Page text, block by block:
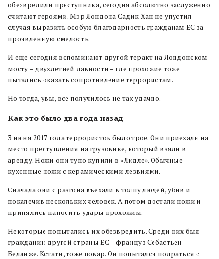
обезвредили преступника, сегодня абсолютно заслуженно
считают героями. Мэр Лондона Садик Хан не упустил
случая выразить особую благодарность гражданам ЕС за
проявленную смелость.
И еще сегодня вспоминают другой теракт на Лондонском
мосту – двухлетней давности – где прохожие тоже
пытались оказать сопротивление террористам.
Но тогда, увы, все получилось не так удачно.
Как это было два года назад
3 июня 2017 года террористов было трое. Они приехали на
место преступления на грузовике, который взяли в
аренду. Ножи они тупо купили в «Лидле». Обычные
кухонные ножи с керамическими лезвиями.
Сначала они с разгона въехали в толпу людей, убив и
покалечив нескольких человек. А потом достали ножи и
принялись наносить удары прохожим.
Некоторые попытались их обезвредить. Среди них был
гражданин другой страны ЕС – француз Себастьен
Беланже. Кстати, тоже повар. Он попытался подраться с